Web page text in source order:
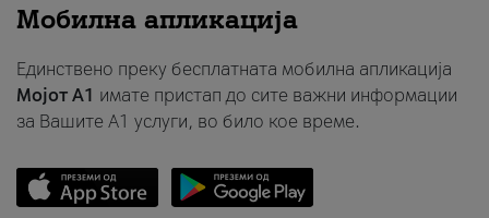
Мобилна апликација
Единствено преку бесплатната мобилна апликација
Мојот A1 имате пристап до сите важни информации
за Вашите A1 услуги, во било кое време.